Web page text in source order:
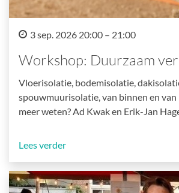
3 sep. 2026 20:00 – 21:00
Workshop: Duurzaam
Vloerisolatie, bodemisolatie,
spouwmuurisolatie, van binnen en
meer weten? Ad Kwak en Erik-Jan
Lees verder